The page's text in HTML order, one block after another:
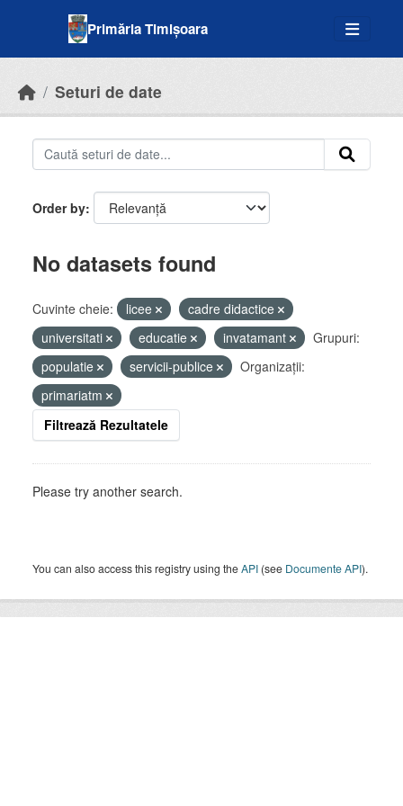
Primăria Timișoara
Seturi de date
Order by
No datasets found
Cuvinte cheie: licee
cadre didactice
universitati
educatie invatamant
Grupuri:
populatie
servicii-publice
Organizații:
primariatm
Filtrează Rezultatele
Please try another search.
You can also access this registry using theAPI (see Documente API).